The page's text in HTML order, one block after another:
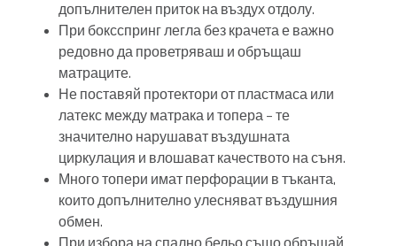
допълнителен приток на въздух отдолу.
При боксспринг легла без крачета е важно
редовно да проветряваш и обръщаш
матраците.
Не поставяй протектори от пластмаса или
латекс между матрака и топера – те
значително нарушават въздушната
циркулация и влошават качеството на съня.
Много топери имат перфорации в тъканта,
които допълнително улесняват въздушния
обмен.